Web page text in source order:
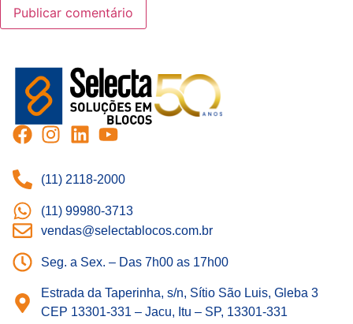
(11) 2118-2000
(11) 99980-3713
vendas@selectablocos.com.br
Seg. a Sex. – Das 7h00 as 17h00
Estrada da Taperinha, s/n, Sítio São Luis, Gleba 3
CEP 13301-331 – Jacu, Itu – SP, 13301-331